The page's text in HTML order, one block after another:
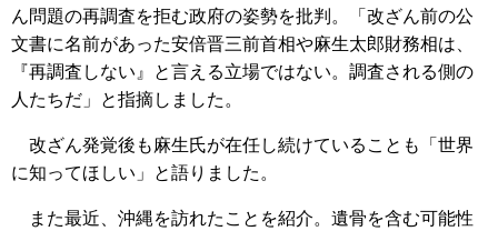
ん問題の再調査を拒む政府の姿勢を批判。「改ざん前の公
文書に名前があった安倍晋三前首相や麻生太郎財務相は、
『再調査しない』と言える立場ではない。調査される側の
人たちだ」と指摘しました。
改ざん発覚後も麻生氏が在任し続けていることも「世界
に知ってほしい」と語りました。
また最近、沖縄を訪れたことを紹介。遺骨を含む可能性